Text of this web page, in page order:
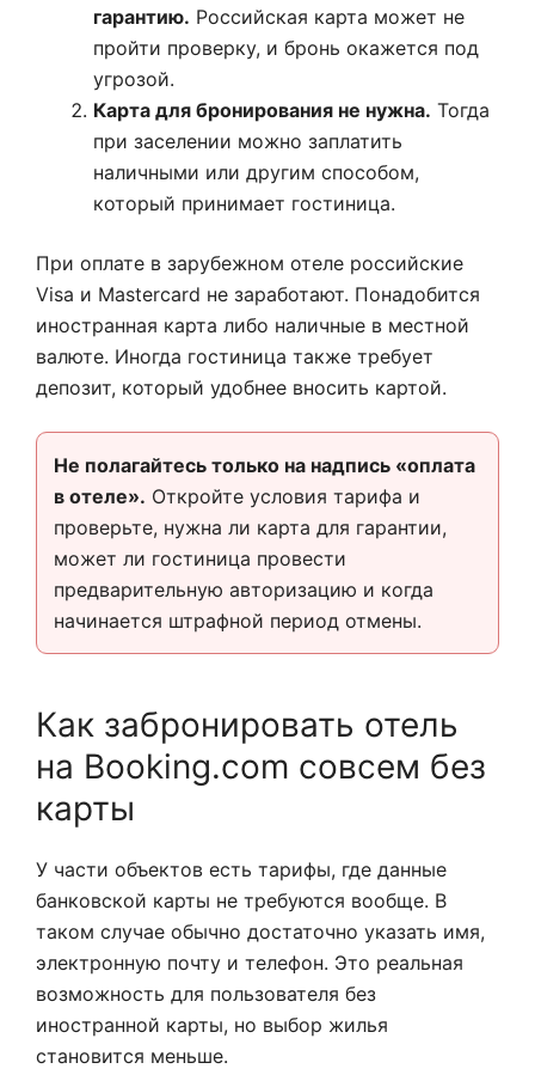
гарантию. Российская карта может не
пройти проверку, и бронь окажется под
угрозой.
Карта для бронирования не нужна. Тогда
при заселении можно заплатить
наличными или другим способом,
который принимает гостиница.
При оплате в зарубежном отеле российские
Visa и Mastercard не заработают. Понадобится
иностранная карта либо наличные в местной
валюте. Иногда гостиница также требует
депозит, который удобнее вносить картой.
Не полагайтесь только на надпись «оплата
в отеле». Откройте условия тарифа и
проверьте, нужна ли карта для гарантии,
может ли гостиница провести
предварительную авторизацию и когда
начинается штрафной период отмены.
Как забронировать отель
на Booking.com совсем без
карты
У части объектов есть тарифы, где данные
банковской карты не требуются вообще. В
таком случае обычно достаточно указать имя,
электронную почту и телефон. Это реальная
возможность для пользователя без
иностранной карты, но выбор жилья
становится меньше.